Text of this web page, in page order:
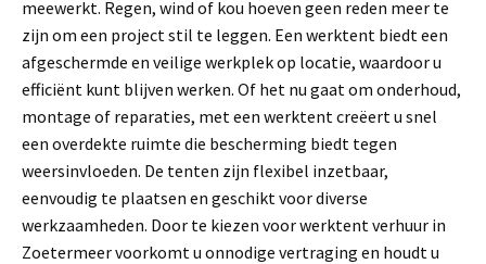
meewerkt. Regen, wind of kou hoeven geen reden meer te
zijn om een project stil te leggen. Een werktent biedt een
afgeschermde en veilige werkplek op locatie, waardoor u
efficiënt kunt blijven werken. Of het nu gaat om onderhoud,
montage of reparaties, met een werktent creëert u snel
een overdekte ruimte die bescherming biedt tegen
weersinvloeden. De tenten zijn flexibel inzetbaar,
eenvoudig te plaatsen en geschikt voor diverse
werkzaamheden. Door te kiezen voor werktent verhuur in
Zoetermeer voorkomt u onnodige vertraging en houdt u